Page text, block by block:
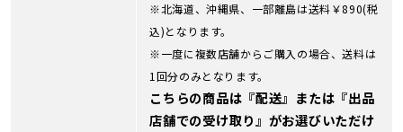
※北海道、沖縄県、一部離島は送料￥890(税
込)となります。
※一度に複数店舗からご購入の場合、送料は
1回分のみとなります。
こちらの商品は『配送』または『出品
店舗での受け取り』がお選びいただけ